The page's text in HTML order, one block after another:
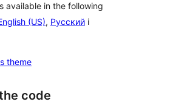
available in the following
(US), Русский і
theme
code